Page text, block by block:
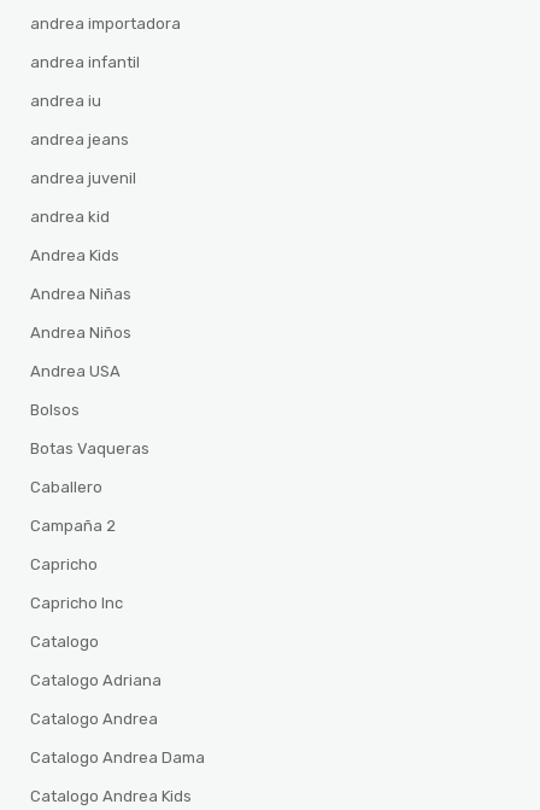
andrea importadora
andrea infantil
andrea iu
andrea jeans
andrea juvenil
andrea kid
Andrea Kids
Andrea Niñas
Andrea Niños
Andrea USA
Bolsos
Botas Vaqueras
Caballero
Campaña 2
Capricho
Capricho Inc
Catalogo
Catalogo Adriana
Catalogo Andrea
Catalogo Andrea Dama
Catalogo Andrea Kids